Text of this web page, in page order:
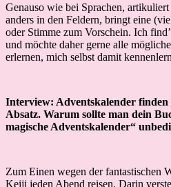
Genauso wie bei Sprachen,
anders in den Feldern, bringt eine
oder Stimme zum Vorschein. Ich
und möchte daher gerne alle
erlernen, mich selbst damit
Interview: Adventskalender finden
Absatz. Warum sollte man dein
magische Adventskalender“
Zum Einen wegen der fantastischen
Keiji jeden Abend reisen. Darin